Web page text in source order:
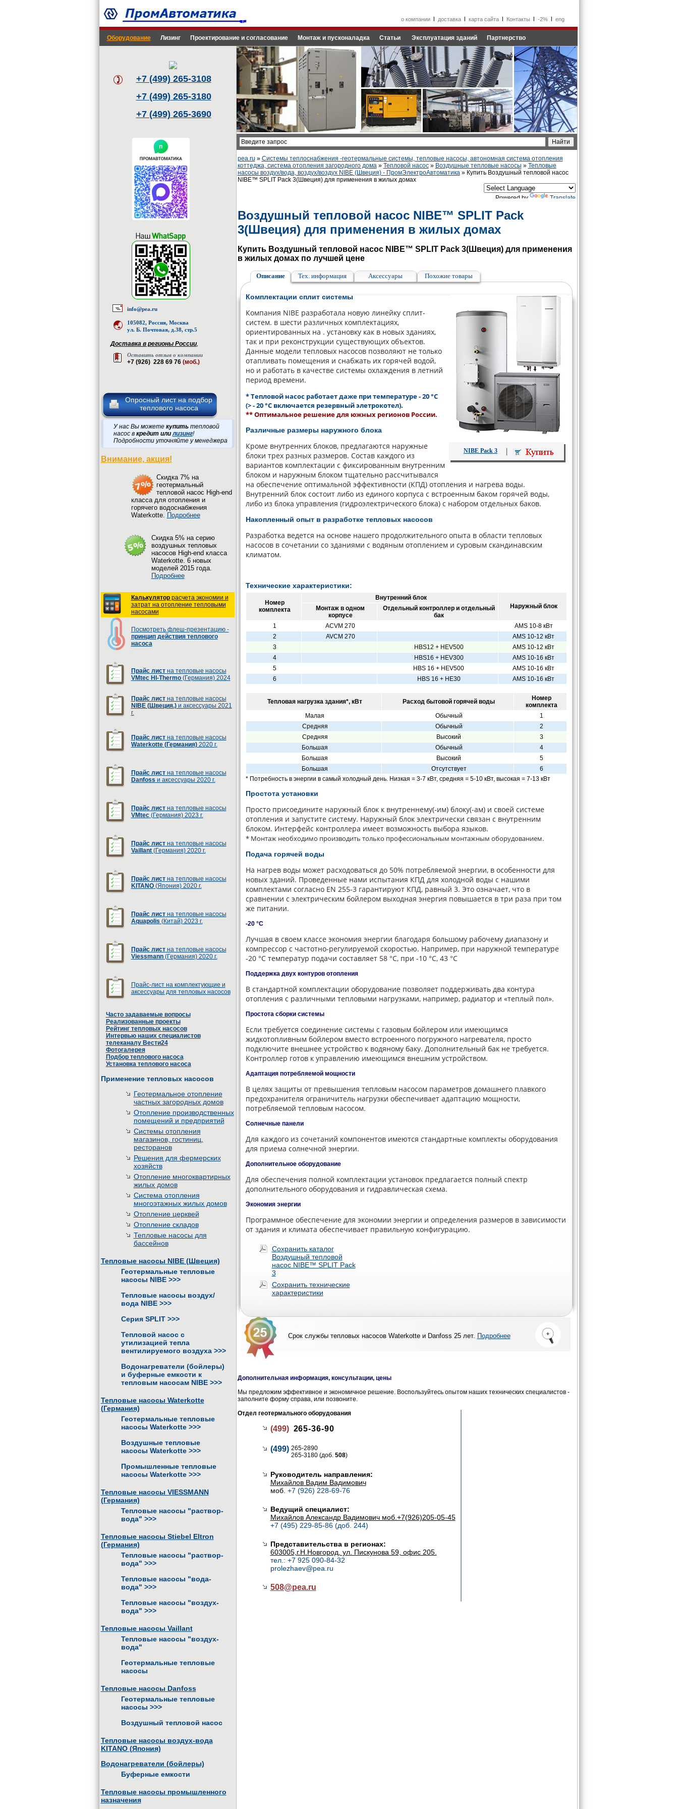
о компанииl доставкаl карта сайтаl Контакты -2%l eng
Оборудование Лизинг Проектирование и согласование Монтаж и пусконаладка Статьи Эксплуатация зданий Партнерство
+7 (499) 265-3108
+7 (499) 265-3180
+7 (499) 265-3690
info@pea.ru
105082, Россия, Москва
ул. Б. Почтовая, д.38, стр.5
Доставка в регионы России,
Оставить отзыв о компании
+7 (926) 228 69 76 (моб.)
Опросный лист на подбор
теплового насоса
У нас Вы можете купитьтепловой
насос в кредит илилизинг!
Подробности уточняйте у менеджера
Внимание, акция!
Cкидка 7% на
геотермальный
тепловой насос High-end
класса для отопления и
горячего водоснабжения
Waterkotte. Подробнее
Cкидка 5% на серию
воздушных тепловых
насосов High-end класса
Waterkotte. 6 новых
моделей 2015 года.
Подробнее
Калькуляторрасчета экономии и
затрат на отопление тепловыми
насосами
Посмотреть флеш-презентацию -
принцип действия теплового
насоса
Прайс лист на тепловые насосы
VMtec HI-Thermo (Германия) 2024
Прайс листна тепловые насосы
NIBE (Швеция.)и аксессуары 2021
г.
Прайс лист на тепловые насосы
Waterkotte (Германия)2020 г.
Прайс листна тепловые насосы
Danfoss и аксессуары 2020 г.
Прайс листна тепловые насосы
VMtec(Германия) 2023 г.
Прайс листна тепловые насосы
Vaillant(Германия) 2020 г.
Прайс листна тепловые насосы
KITANO(Япония) 2020 г.
Прайс листна тепловые насосы
Aquapolis (Китай) 2023 г.
Прайс листна тепловые насосы
Viessmann(Германия) 2020 г.
Прайс-лист на комплектующие и
аксессуары для тепловых насосов
Часто задаваемые вопросы
Реализованные проекты
Рейтинг тепловых насосов
Интервью наших специалистов
телеканалу Вести24
Фотогалерея
Подбор теплового насоса
Установка теплового насоса
Применение тепловых насосов
Геотермальное отопление
частных загородных домов
Отопление производственных
помещений и предприятий
Системы отопления
магазинов, гостиниц,
ресторанов
Решения для фермерских
хозяйств
Отопление многоквартирных
жилых домов
Система отопления
многоэтажных жилых домов
Отопление церквей
Отопление складов
Тепловые насосы для
бассейнов
Тепловые насосы NIBE (Швеция)
Геотермальные тепловые
насосы NIBE >>>
Тепловые насосы воздух/
вода NIBE >>>
Серия SPLIT >>>
Тепловой насос с
утилизацией тепла
вентилируемого воздуха >>>
Водонагреватели (бойлеры)
и буферные емкости к
тепловым насосам NIBE >>>
Тепловые насосы Waterkotte
(Германия)
Геотермальные тепловые
насосы Waterkotte >>>
Воздушные тепловые
насосы Waterkotte >>>
Промышленные тепловые
насосы Waterkotte >>>
Тепловые насосы VIESSMANN
(Германия)
Тепловые насосы "раствор-
вода" >>>
Тепловые насосы Stiebel Eltron
(Германия)
Тепловые насосы "раствор-
вода" >>>
Тепловые насосы "вода-
вода" >>>
Тепловые насосы "воздух-
вода" >>>
Тепловые насосы Vaillant
Тепловые насосы "воздух-
вода"
Геотермальные тепловые
насосы
Тепловые насосы Danfoss
Геотермальные тепловые
насосы >>>
Воздушный тепловой насос
Тепловые насосы воздух-вода
KITANO (Япония)
Водонагреватели (бойлеры)
Буферные емкости
Тепловые насосы промышленного
назначения
pea.ru » Системы теплоснабжения -геотермальные системы, тепловые насосы, автономная система отопления
коттеджа, система отопления загородного дома» Тепловой насос» Воздушные тепловые насосы » Тепловые
насосы воздух/вода, воздух/воздух NIBE (Швеция) - ПромЭлектроАвтоматика» Купить Воздушный тепловой насос
NIBE™ SPLIT Pack 3(Швеция) для применения в жилых домах
Powered by Translate
Воздушный тепловой насос NIBE™ SPLIT Pack
3(Швеция) для применения в жилых домах
Купить Воздушный тепловой насос NIBE™ SPLIT Pack 3(Швеция) для применения
в жилых домах по лучшей цене
Описание Тех. информация Аксессуары Похожие товары
Комплектации сплит системы
NIBE Pack 3
Компания NIBE разработала новую линейку сплит-
систем. в шести различных комплектациях,
ориентированных на . установку как в новых зданиях,
так и при реконструкции существующих объектов.
Данные модели тепловых насосов позволяют не только
отапливать помещения и снабжать их горячей водой,
но и работать в качестве системы охлаждения в летний
период времени.
* Тепловой насос работает даже при температуре- 20 °С
(> - 20 °С включается резервный элетрокотел).
** Оптимальное решение для южных регионов России.
Различные размеры наружного блока
Кроме внутренних блоков, предлагаются наружные
блоки трех разных размеров. Состав каждого из
вариантов комплектации с фиксированным внутренним
блоком и наружным блоком тщательно рассчитывался
на обеспечение оптимальной эффективности (КПД) отопления и нагрева воды.
Внутренний блок состоит либо из единого корпуса с встроенным баком горячей воды,
либо из блока управления (гидроэлектрического блока) с набором отдельных баков.
Накопленный опыт в разработке тепловых насосов
Разработка ведется на основе нашего продолжительного опыта в области тепловых
насосов в сочетании со зданиями с водяным отоплением и суровым скандинавским
климатом.
Технические характеристики:
Номер
комплекта
Внутренний блок
Наружный блок
Монтаж в одном
корпусе
Отдельный контроллер и отдельный
бак
1
ACVM 270
AMS 10-8 кВт
2
AVCM 270
AMS 10-12 кВт
3
HBS12 + HEV500
AMS 10-12 кВт
4
HBS16 + HEV300
AMS 10-16 кВт
5
HBS 16 + HEV500
AMS 10-16 кВт
6
HBS 16 + HE30 AMS 10-16 кВт
Тепловая нагрузка здания*, кВт Расход бытовой горячей воды
Номер
комплекта
Малая
Обычный
1
Средняя
Обычный
2
Средняя
Высокий
3
Большая
Обычный
4
Большая
Высокий
5
Большая
Отсутствует 6
* Потребность в энергии в самый холодный день. Низкая = 3-7 кВт, средняя = 5-10 кВт, высокая = 7-13 кВт
Простота установки
Просто присоедините наружный блок к внутреннему(-им) блоку(-ам) и своей системе
отопления и запустите систему. Наружный блок электрически связан с внутренним
блоком. Интерфейс контроллера имеет возможность выбора языков.
* Монтаж необходимо производить только профессиональным монтажным оборудованием.
Подача горячей воды
На нагрев воды может расходоваться до 50% потребляемой энергии, в особенности для
новых зданий. Проведенные нами испытания КПД для холодной воды с нашими
комплектами согласно EN 255-3 гарантируют КПД, равный 3. Это означает, что в
сравнении с электрическим бойлером выходная энергия повышается в три раза при том
же питании.
-20 °С
Лучшая в своем классе экономия энергии благодаря большому рабочему диапазону и
компрессор с частотно-регулируемой скоростью. Например, при наружной температуре
-20 °С температур подачи составляет 58 °С, при -10 °С, 43 °С
Поддержка двух контуров отопления
В стандартной комплектации оборудование позволяет поддерживать два контура
отопления с различными тепловыми нагрузками, например, радиатор и «теплый пол».
Простота сборки системы
Если требуется соединение системы с газовым бойлером или имеющимся
жидкотопливным бойлером вместо встроенного погружного нагревателя, просто
подключите внешнее устройство к водяному баку. Дополнительный бак не требуется.
Контроллер готов к управлению имеющимся внешним устройством.
Адаптация потребляемой мощности
В целях защиты от превышения тепловым насосом параметров домашнего плавкого
предохранителя ограничитель нагрузки обеспечивает адаптацию мощности,
потребляемой тепловым насосом.
Солнечные панели
Для каждого из сочетаний компонентов имеются стандартные комплекты оборудования
для приема солнечной энергии.
Дополнительное оборудование
Для обеспечения полной комплектации установок предлагается полный спектр
дополнительного оборудования и гидравлическая схема.
Экономия энергии
Программное обеспечение для экономии энергии и определения размеров в зависимости
от здания и климата обеспечивает правильную конфигурацию.
Сохранить каталог
Воздушный тепловой
насос NIBE™ SPLIT Pack
3
Сохранить технические
характеристики
Срок службы тепловых насосов Waterkotte и Danfoss 25 лет. Подробнее
Дополнительная информация, консультации, цены
Мы предложим эффективное и экономичное решение. Воспользуйтесь опытом наших технических специалистов -
заполните форму справа, или позвоните.
Отдел геотермального оборудования
(499) 265-36-90
(499) 265-2890
265-3180 (доб. 508)
Руководитель направления:
Михайлов Вадим Вадимович
моб. +7 (926) 228-69-76
Ведущий специалист:
Михайлов Александр Вадимович моб.+7(926)205-05-45
+7 (495) 229-85-86 (доб. 244)
Представительства в регионах:
603005,г.Н.Новгород, ул. Пискунова 59, офис 205.
тел.: +7 925 090-84-32
prolezhaev@pea.ru
508@pea.ru